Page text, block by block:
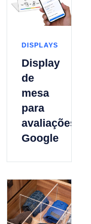
DISPLAYS
Display
de
mesa
para
avaliações
Google